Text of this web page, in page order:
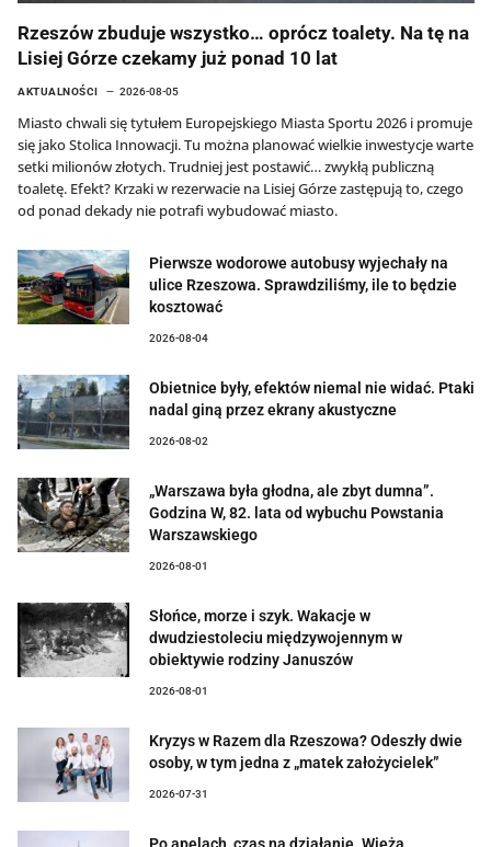
Rzeszów zbuduje wszystko… oprócz toalety. Na tę na
Lisiej Górze czekamy już ponad 10 lat
AKTUALNOŚCI 2026-08-05
Miasto chwali się tytułem Europejskiego Miasta Sportu 2026 i promuje
się jako Stolica Innowacji. Tu można planować wielkie inwestycje warte
setki milionów złotych. Trudniej jest postawić… zwykłą publiczną
toaletę. Efekt? Krzaki w rezerwacie na Lisiej Górze zastępują to, czego
od ponad dekady nie potrafi wybudować miasto.
Pierwsze wodorowe autobusy wyjechały na
ulice Rzeszowa. Sprawdziliśmy, ile to będzie
kosztować
2026-08-04
Obietnice były, efektów niemal nie widać. Ptaki
nadal giną przez ekrany akustyczne
2026-08-02
„Warszawa była głodna, ale zbyt dumna”.
Godzina W, 82. lata od wybuchu Powstania
Warszawskiego
2026-08-01
Słońce, morze i szyk. Wakacje w
dwudziestoleciu międzywojennym w
obiektywie rodziny Januszów
2026-08-01
Kryzys w Razem dla Rzeszowa? Odeszły dwie
osoby, w tym jedna z „matek założycielek”
2026-07-31
Po apelach, czas na działanie. Wieża